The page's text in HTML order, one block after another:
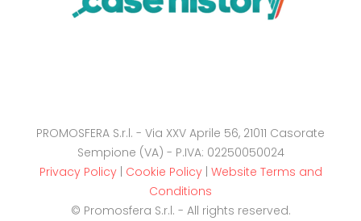
PROMOSFERA S.r.l. - Via XXV Aprile 56, 21011 Casorate
Sempione (VA) - P.IVA: 02250050024
Privacy Policy| Cookie Policy| Website Terms and
Conditions
© Promosfera S.r.l. - All rights reserved.